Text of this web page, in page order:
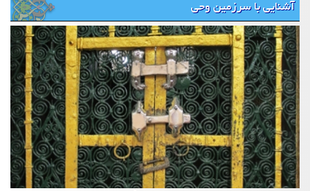
آشنایی با سرزمین وحی